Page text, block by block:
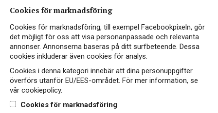
Cookies för marknadsföring
Cookies för marknadsföring, till exempel Facebookpixeln, gör
det möjligt för oss att visa personanpassade och relevanta
annonser. Annonserna baseras på ditt surfbeteende. Dessa
cookies inkluderar även cookies för analys.
Cookies i denna kategori innebär att dina personuppgifter
överförs utanför EU/EES-området. För mer information, se
vår cookiepolicy.
Cookies för marknadsföring